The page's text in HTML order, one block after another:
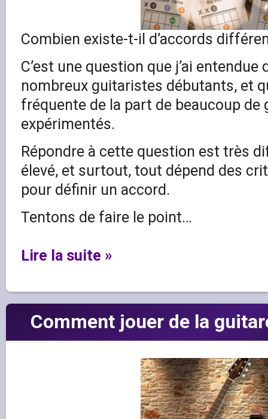
Combien existe-t-il d’accords
C’est une question que j’ai entendue
nombreux guitaristes débutants, et
fréquente de la part de beaucoup
expérimentés.
Répondre à cette question est très
élevé, et surtout, tout dépend des
pour définir un accord.
Tentons de faire le point…
Lire la suite »
Comment jouer de la